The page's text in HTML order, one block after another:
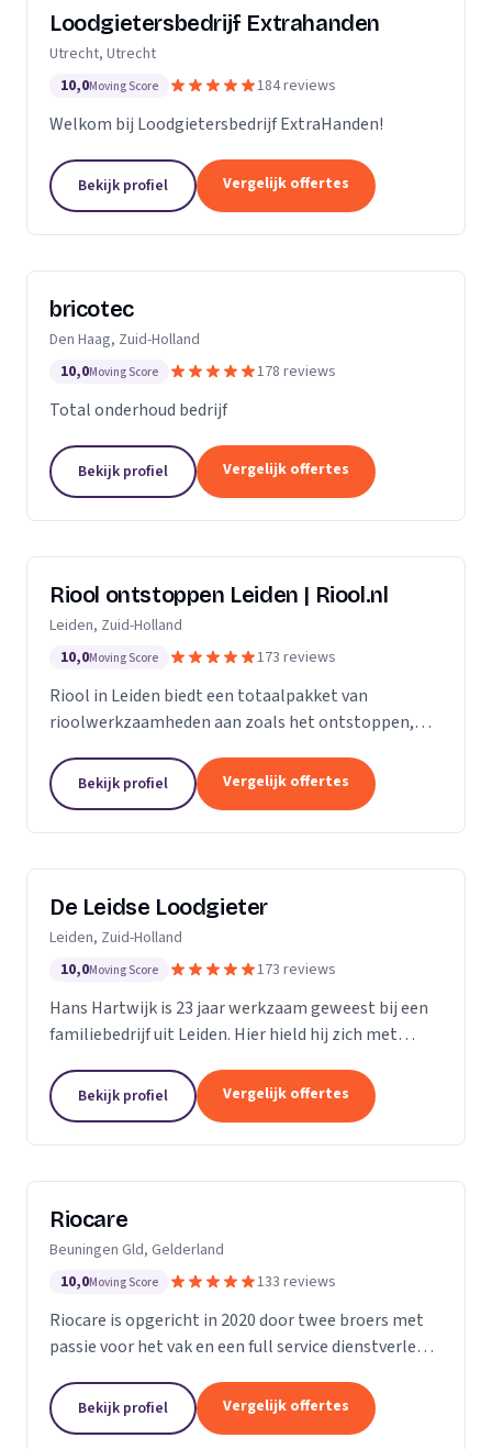
Loodgietersbedrijf Extrahanden
Utrecht, Utrecht
10,0Moving Score 184 reviews
Welkom bij Loodgietersbedrijf ExtraHanden!
Bekijk profiel Vergelijk offertes
bricotec
Den Haag, Zuid-Holland
10,0Moving Score 178 reviews
Total onderhoud bedrijf
Bekijk profiel Vergelijk offertes
Riool ontstoppen Leiden | Riool.nl
Leiden, Zuid-Holland
10,0Moving Score 173 reviews
Riool in Leiden biedt een totaalpakket van
rioolwerkzaamheden aan zoals het ontstoppen,
jouw riool verstopt in Leiden, dan gaan onze...
Bekijk profiel Vergelijk offertes
De Leidse Loodgieter
Leiden, Zuid-Holland
10,0Moving Score 173 reviews
Hans Hartwijk is 23 jaar werkzaam geweest bij een
familiebedrijf uit Leiden. Hier hield hij zich met
verder gegaan als de Leidse Loodgieter. Met de...
Bekijk profiel Vergelijk offertes
Riocare
Beuningen Gld, Gelderland
10,0Moving Score 133 reviews
Riocare is opgericht in 2020 door twee broers met
passie voor het vak en een full service dienstverlener
leveren diensten op het gebied van...
Bekijk profiel Vergelijk offertes